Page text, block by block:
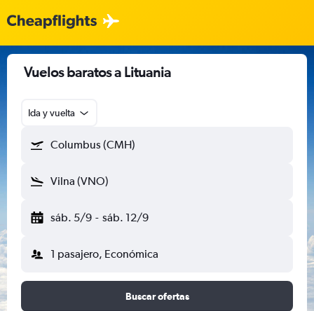
Vuelos baratos a Lituania
Ida y vuelta
Columbus (CMH)
Vilna (VNO)
sáb. 5/9 - sáb. 12/9
1 pasajero, Económica
Buscar ofertas